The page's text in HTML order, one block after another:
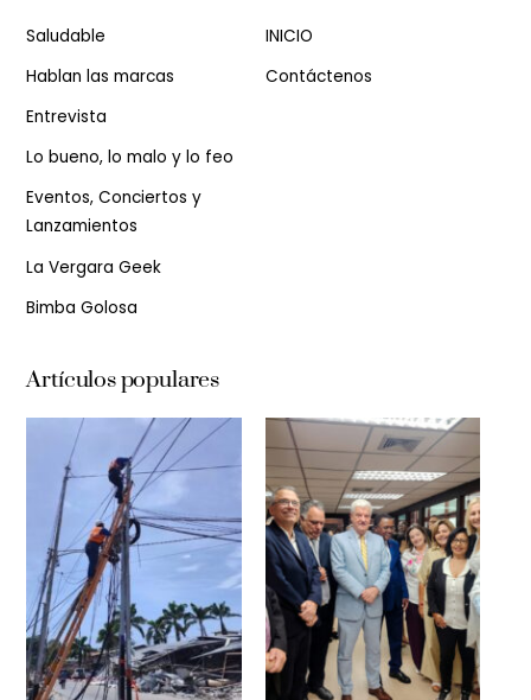
Saludable
Hablan las marcas
Entrevista
Lo bueno, lo malo y lo feo
Eventos, Conciertos y
Lanzamientos
La Vergara Geek
Bimba Golosa
INICIO
Contáctenos
Artículos populares